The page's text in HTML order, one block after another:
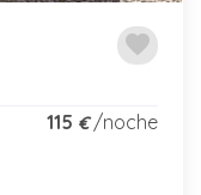
favorite
115 €/noche